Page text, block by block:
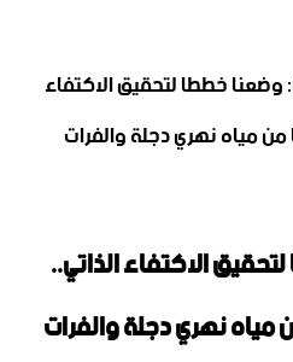
وضعنا خططا لتحقيق الاكتفاء
مياه نهري دجلة والفرات
الاكتفاء الذاتي..
نهري دجلة والفرات